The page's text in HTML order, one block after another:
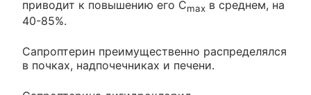
приводит к повышению его Сmax в среднем, на
40-85%.
Сапроптерин преимущественно распределялся
в почках, надпочечниках и печени.